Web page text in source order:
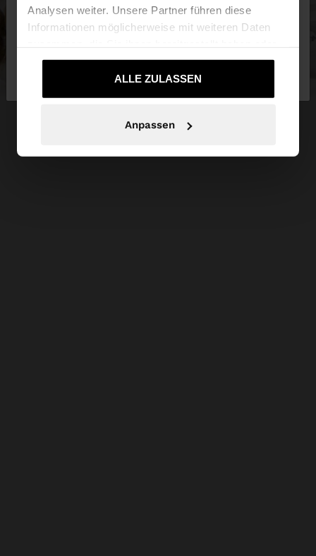
Analysen weiter. Unsere Partner führen diese
Informationen möglicherweise mit weiteren Daten
die sie im Rahmen Ihrer Nutzung der Dienste
gesammelt haben.ALLE ZULASSEN
Anpassen
Deutschland
Ja, bringen Sie mich
zu United States